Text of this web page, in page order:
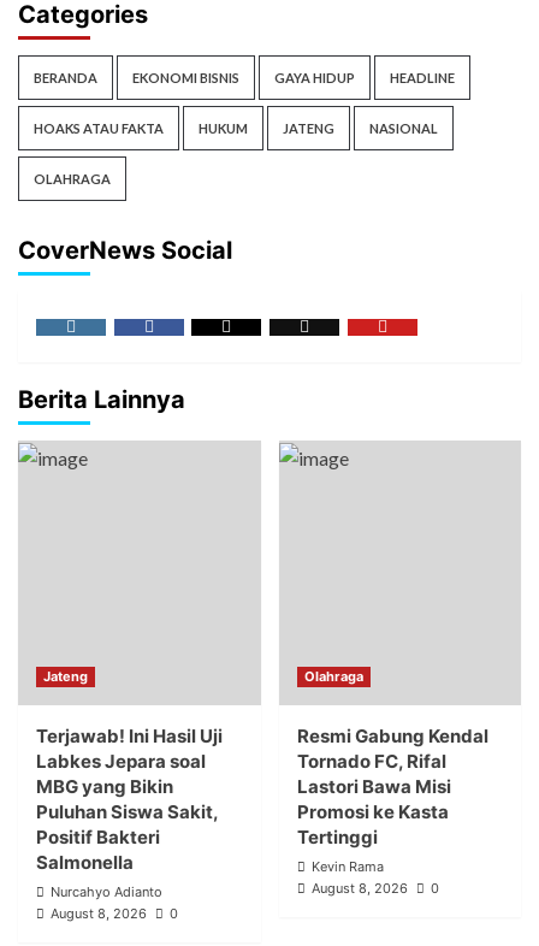
Categories
BERANDA EKONOMI BISNIS GAYA HIDUP HEADLINE
HOAKS ATAU FAKTA HUKUM JATENG NASIONAL
OLAHRAGA
CoverNews Social
Berita Lainnya
Jateng
Terjawab! Ini Hasil Uji
Labkes Jepara soal
MBG yang Bikin
Puluhan Siswa Sakit,
Positif Bakteri
Salmonella
Nurcahyo Adianto
August 8, 2026
0
Olahraga
Resmi Gabung Kendal
Tornado FC, Rifal
Lastori Bawa Misi
Promosi ke Kasta
Tertinggi
Kevin Rama
August 8, 2026
0